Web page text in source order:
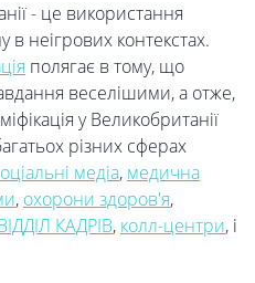
- це використання
в неігрових контекстах.
полягає в тому, що
веселішими, а отже,
у Великобританії
різних сферах
медіа, медична
, охорони здоров'я,
КАДРІВ, колл-центри, і